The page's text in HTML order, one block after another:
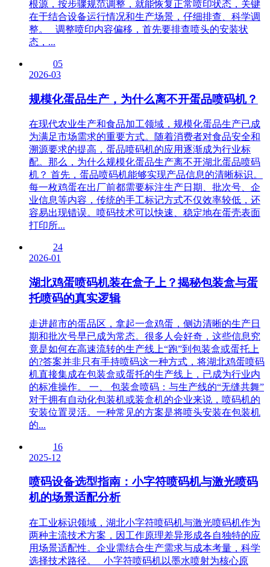
根源，按步骤规范调整，就能恢复正常喷印状态，关键
在于结合设备运行情况和生产场景，仔细排查、科学调
整。 调整喷印内容偏移，首先要排查喷头的安装状
态，...
05
2026-03
规模化蛋品生产，为什么离不开蛋品喷码机？
在现代农业生产和食品加工领域，规模化蛋品生产已成
为满足市场需求的重要方式。随着消费者对食品安全和
溯源要求的提高，蛋品喷码机的应用逐渐成为行业标
配。那么，为什么规模化蛋品生产离不开湖北蛋品喷码
机？ 首先，蛋品喷码机能够实现产品信息的清晰标识。
每一枚鸡蛋在出厂前都需要标注生产日期、批次号、企
业信息等内容，传统的手工标记方式不仅效率较低，还
容易出现错误。喷码技术可以快速、稳定地在蛋壳表面
打印所...
24
2026-01
湖北鸡蛋喷码机装在盒子上？揭秘包装盒与蛋
托喷码的真实逻辑
走进超市的蛋品区，拿起一盒鸡蛋，侧边清晰的生产日
期和批次号早已成为常态。很多人会好奇，这些信息究
竟是如何在高速流转的生产线上“跑”到包装盒或蛋托上
的?答案并非只有手持喷码这一种方式，将湖北鸡蛋喷码
机直接集成在包装盒或蛋托的生产线上，已成为行业内
的标准操作。 一、 包装盒喷码：与生产线的“无缝共舞”
对于拥有自动化包装机或装盒机的企业来说，喷码机的
安装位置灵活。一种常见的方案是将喷头安装在包装机
的...
16
2025-12
喷码设备选型指南：小字符喷码机与激光喷码
机的场景适配分析
在工业标识领域，湖北小字符喷码机与激光喷码机作为
两种主流技术方案，因工作原理差异形成各自独特的应
用场景适配性。企业需结合生产需求与成本考量，科学
选择技术路径。 小字符喷码机以墨水喷射为核心原